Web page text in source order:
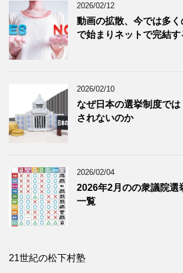
2026/02/12
動画の拡散、今では多く
で始まりネットで完結す
2026/02/10
なぜ日本の選挙制度で
されないのか
2026/02/04
2026年2月のの衆議院選
一覧
21世紀の松下村塾